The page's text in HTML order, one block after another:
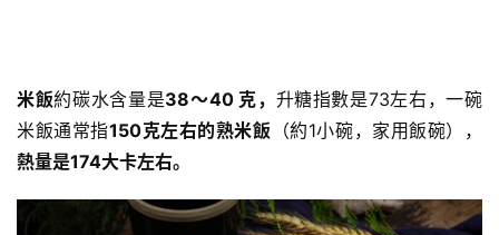
米飯約碳水含量是38～40 克， 升糖指數是73左右，一碗
米飯通常指150克左右的熟米飯 （約1小碗，家用飯碗），
熱量是174大卡左右。